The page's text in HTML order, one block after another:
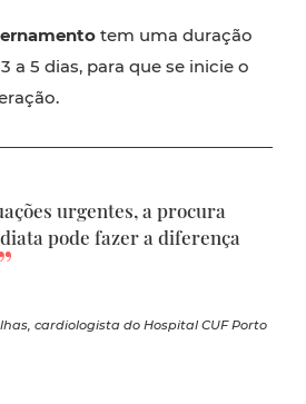
tem uma duração
a 5 dias, para que se inicie o
urgentes, a procura
pode fazer a diferença
cardiologista do Hospital CUF Porto